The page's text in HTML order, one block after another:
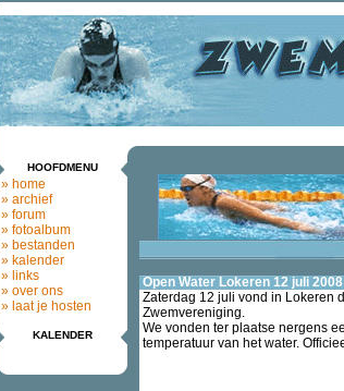
HOOFDMENU
» home
» archief
» forum
» fotoalbum
» bestanden
» kalender
» links
» over ons
» laat je hosten
KALENDER
Open Water Lokeren 12 juli 2008
Zaterdag 12 juli vond in Lokeren
Zwemvereniging.
We vonden ter plaatse nergens
temperatuur van het water.